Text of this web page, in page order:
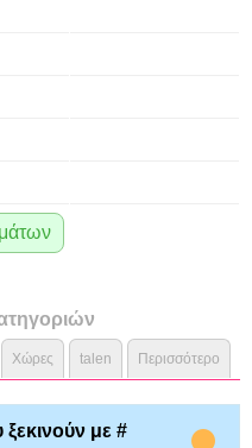
Χώρες talen Περισσότερο
με #